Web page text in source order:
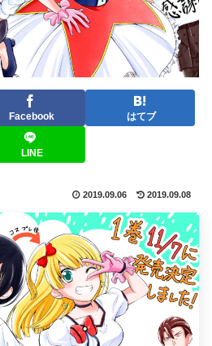
Facebook はてブ
LINE
2019.09.06 2019.09.08